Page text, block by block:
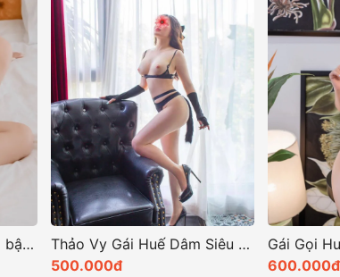
Bảo Vy là một cô gái nổi bật với vẻ đẹp mê hoặc
Thảo Vy Gái Huế Dâm Siêu Kĩ Năng Làm Tình Bao Phê
500.000đ
600.000đ